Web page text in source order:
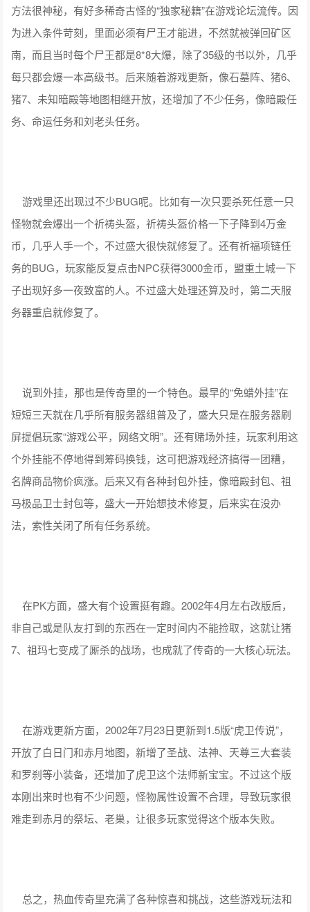
方法很神秘，有好多稀奇古怪的“独家秘籍”在游戏论坛流传。因
为进入条件苛刻，里面必须有尸王才能进，不然就被弹回矿区
南，而且当时每个尸王都是8*8大爆，除了35级的书以外，几乎
每只都会爆一本高级书。后来随着游戏更新，像石墓阵、猪6、
猪7、未知暗殿等地图相继开放，还增加了不少任务，像暗殿任
务、命运任务和刘老头任务。
游戏里还出现过不少BUG呢。比如有一次只要杀死任意一只
怪物就会爆出一个祈祷头盔，祈祷头盔价格一下子降到4万金
币，几乎人手一个，不过盛大很快就修复了。还有祈福项链任
务的BUG，玩家能反复点击NPC获得3000金币，盟重土城一下
子出现好多一夜致富的人。不过盛大处理还算及时，第二天服
务器重启就修复了。
说到外挂，那也是传奇里的一个特色。最早的“免蜡外挂”在
短短三天就在几乎所有服务器组普及了，盛大只是在服务器刷
屏提倡玩家“游戏公平，网络文明”。还有赌场外挂，玩家利用这
个外挂能不停地得到筹码换钱，这可把游戏经济搞得一团糟，
名牌商品物价疯涨。后来又有各种封包外挂，像暗殿封包、祖
马极品卫士封包等，盛大一开始想技术修复，后来实在没办
法，索性关闭了所有任务系统。
在PK方面，盛大有个设置挺有趣。2002年4月左右改版后，
非自己或是队友打到的东西在一定时间内不能捡取，这就让猪
7、祖玛七变成了厮杀的战场，也成就了传奇的一大核心玩法。
在游戏更新方面，2002年7月23日更新到1.5版“虎卫传说”，
开放了白日门和赤月地图，新增了圣战、法神、天尊三大套装
和罗刹等小装备，还增加了虎卫这个法师新宝宝。不过这个版
本刚出来时也有不少问题，怪物属性设置不合理，导致玩家很
难走到赤月的祭坛、老巢，让很多玩家觉得这个版本失败。
总之，热血传奇里充满了各种惊喜和挑战，这些游戏玩法和